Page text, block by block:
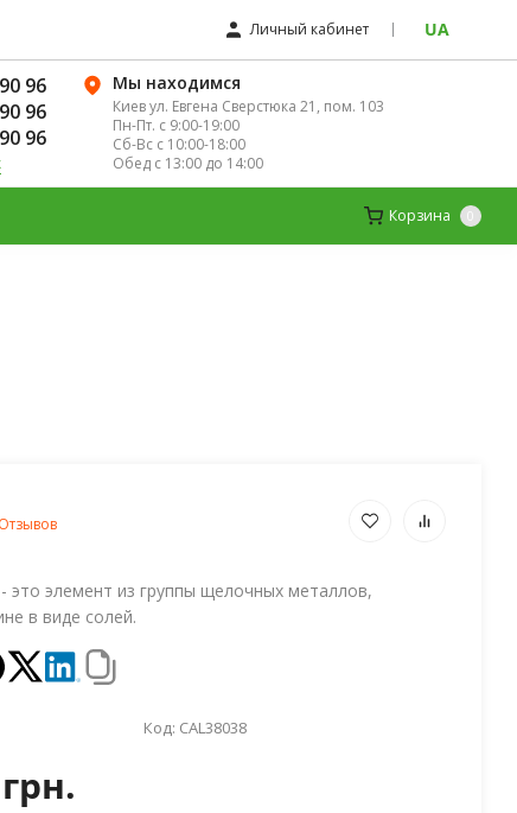
Личный кабинет UA
96
96
96
Мы находимся
Киев ул. Евгена Сверстюка 21, пом. 103
Пн-Пт. с 9:00-19:00
Сб-Вс с 10:00-18:00
Обед с 13:00 до 14:00
Корзина 0
это элемент из группы щелочных металлов,
в виде солей.
Код: CAL38038